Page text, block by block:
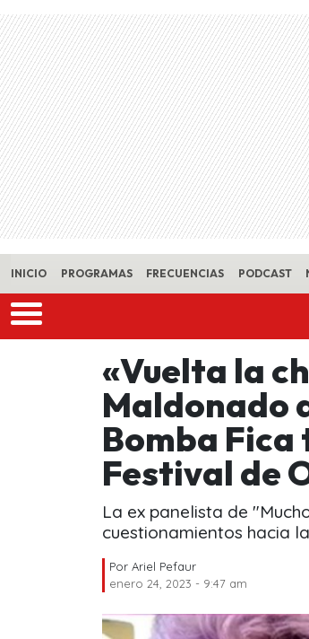
Skip to main content
INICIO PROGRAMAS FRECUENCIAS PODCAST
«Vuelta la
Maldonado
Bomba
Festival de
La ex panelista de
cuestionamientos hacia
Por Ariel Pefaur
enero 24, 2023 - 9:47 am